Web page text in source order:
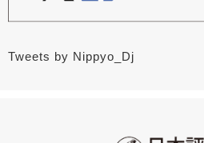
Tweets by Nippyo_Dj